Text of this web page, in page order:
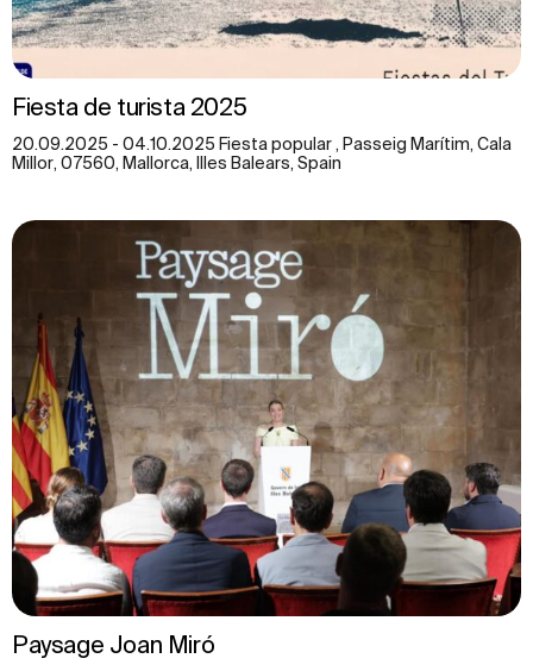
Fiesta de turista 2025
20.09.2025 - 04.10.2025 Fiesta popular , Passeig Marítim, Cala
Millor, 07560, Mallorca, Illes Balears, Spain
Paysage Joan Miró